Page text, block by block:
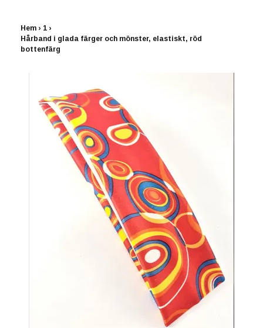
Hem › 1 ›
Hårband i glada färger och mönster, elastiskt, röd
bottenfärg